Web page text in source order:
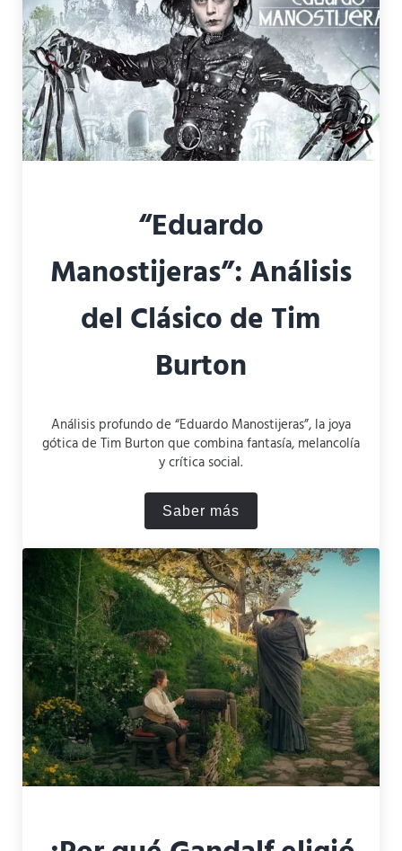
“Eduardo
Manostijeras”: Análisis
del Clásico de Tim
Burton
Análisis profundo de “Eduardo Manostijeras”, la joya
gótica de Tim Burton que combina fantasía, melancolía
y crítica social.
Saber más“Eduardo Manostijeras”: